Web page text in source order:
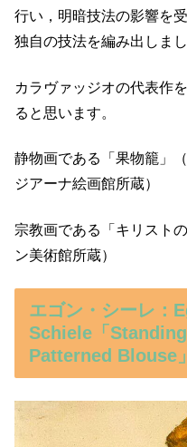
行い，明暗技法の影響を
独自の技法を編み出しまし
カラヴァッジオの代表作
ると思います。
静物画である「果物籠」
ジアーナ絵画館所蔵）
宗教画である「キリスト
ン美術館所蔵）
エゴン・シーレ：
Schiele「
Patterned Blouse」